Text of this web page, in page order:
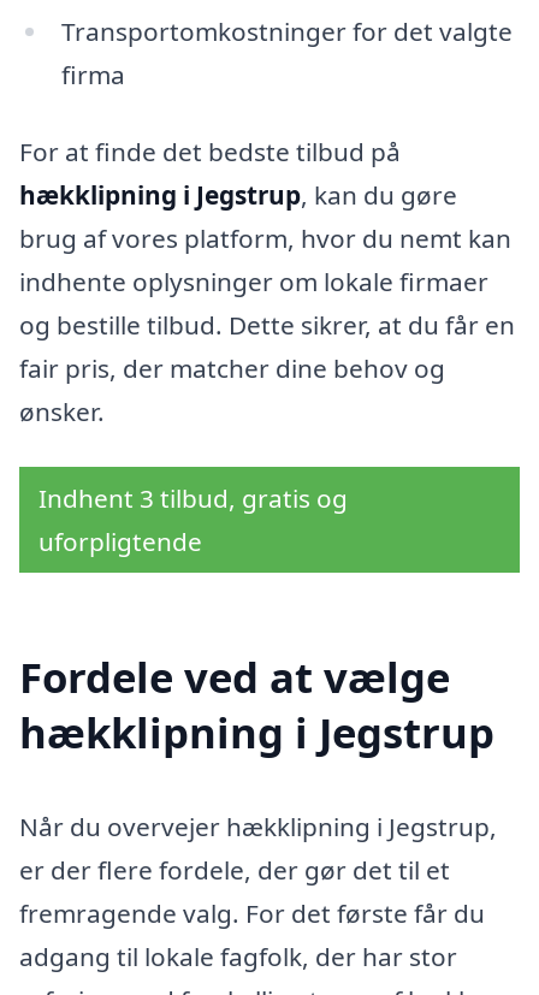
Transportomkostninger for det valgte
firma
For at finde det bedste tilbud på
hækklipning i Jegstrup, kan du gøre
brug af vores platform, hvor du nemt kan
indhente oplysninger om lokale firmaer
og bestille tilbud. Dette sikrer, at du får en
fair pris, der matcher dine behov og
ønsker.
Indhent 3 tilbud, gratis og
uforpligtende
Fordele ved at vælge
hækklipning i Jegstrup
Når du overvejer hækklipning i Jegstrup,
er der flere fordele, der gør det til et
fremragende valg. For det første får du
adgang til lokale fagfolk, der har stor